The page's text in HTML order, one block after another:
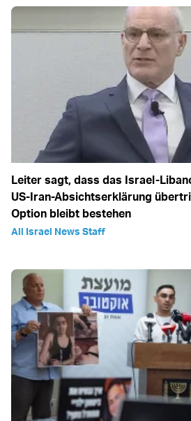
Leiter sagt, dass das Israel-
US-Iran-Absichtserklärung
Option bleibt bestehen
All Israel News Staff